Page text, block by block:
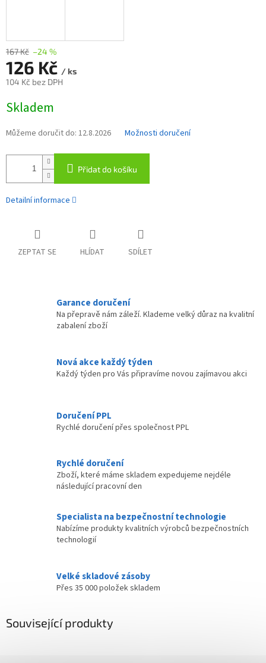
167 Kč –24 %
126 Kč / ks
104 Kč bez DPH
cena:
Skladem
Můžeme doručit do: 12.8.2026 Možnosti doručení
Přidat do košíku
Detailní informace
ZEPTAT SE HLÍDAT SDÍLET
Garance doručení
Na přepravě nám záleží. Klademe velký důraz na kvalitní
zabalení zboží
Nová akce každý týden
Každý týden pro Vás připravíme novou zajímavou akci
Doručení PPL
Rychlé doručení přes společnost PPL
Rychlé doručení
Zboží, které máme skladem expedujeme nejdéle
následující pracovní den
Specialista na bezpečnostní technologie
Nabízíme produkty kvalitních výrobců bezpečnostních
technologií
Velké skladové zásoby
Přes 35 000 položek skladem
Související produkty